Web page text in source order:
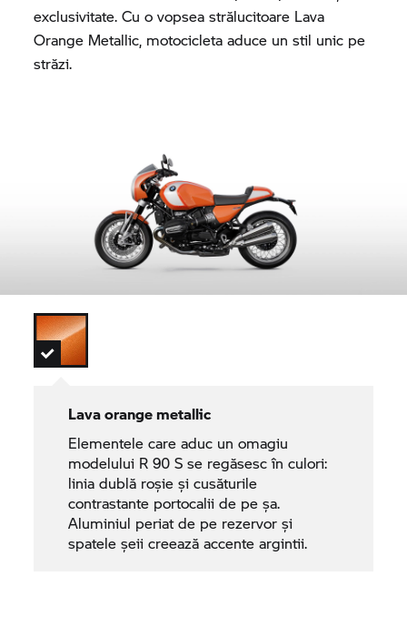
exclusivitate. Cu o vopsea strălucitoare Lava
Orange Metallic, motocicleta aduce un stil unic pe
străzi.
Lava orange metallic
Elementele care aduc un omagiu
modelului R 90 S se regăsesc în culori:
linia dublă roșie și cusăturile
contrastante portocalii de pe șa.
Aluminiul periat de pe rezervor și
spatele șeii creează accente argintii.